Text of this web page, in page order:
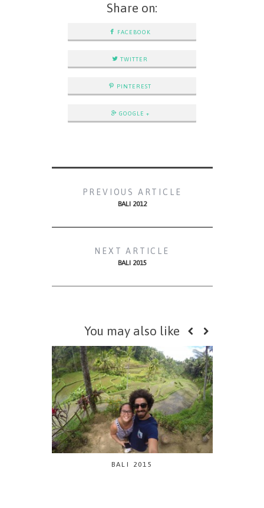
Share on:
FACEBOOK
TWITTER
PINTEREST
GOOGLE +
PREVIOUS ARTICLE
BALI 2012
NEXT ARTICLE
BALI 2015
You may also like
BALI 2015